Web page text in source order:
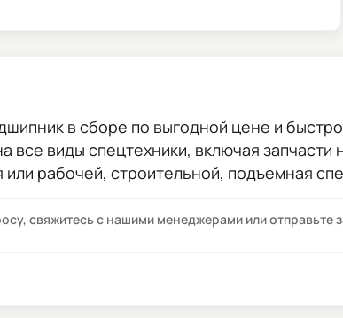
в сборе по выгодной цене и
все виды спецтехники, включая запчасти
рабочей, строительной, подъемная
свяжитесь с нашими менеджерами или